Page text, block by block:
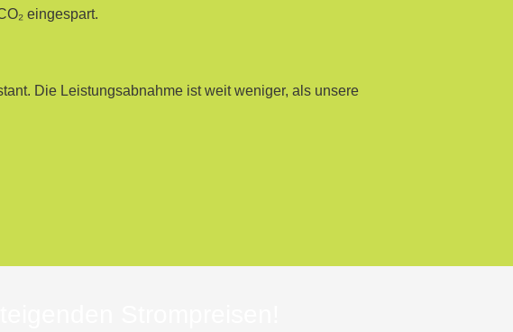
eingespart.
Die Leistungsabnahme ist weit weniger, als unsere